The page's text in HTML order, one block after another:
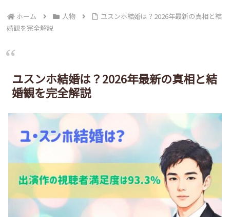
ホーム 人物
ユスンホ結婚は？2026年最新の真相と結
婚観を完全解説
ユスンホ結婚は？2026年最新の真相と結
婚観を完全解説